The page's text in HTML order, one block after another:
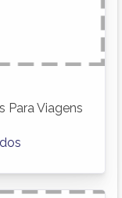
Para Viagens